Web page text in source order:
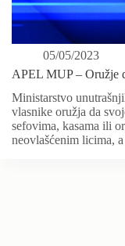
05/05/2023
APEL MUP – Oružje
Ministarstvo
vlasnike oružja da
sefovima, kasama ili
neovlašćenim licima,